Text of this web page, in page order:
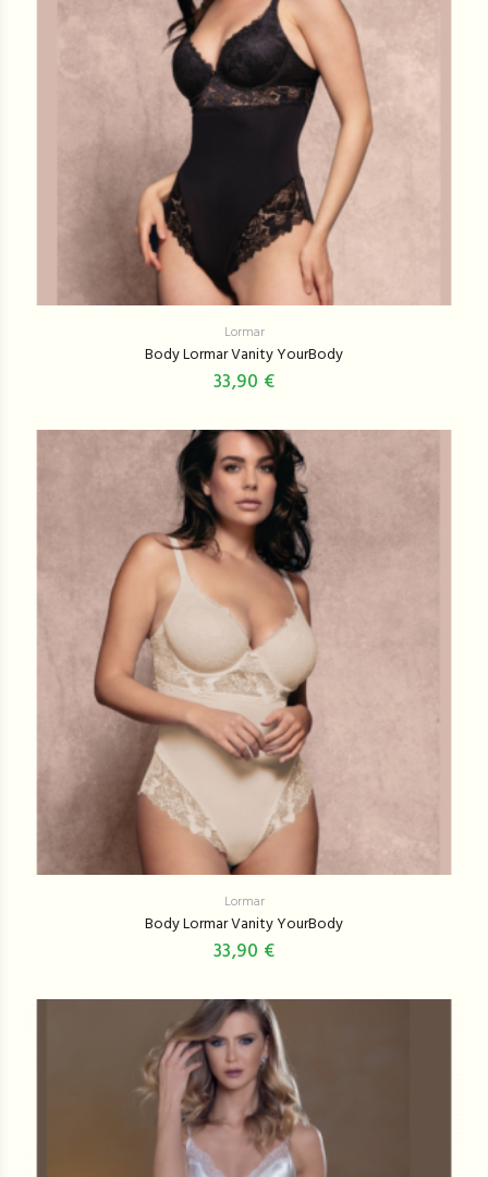
Lormar
Body Lormar Vanity YourBody
33,90 €
Lormar
Body Lormar Vanity YourBody
33,90 €